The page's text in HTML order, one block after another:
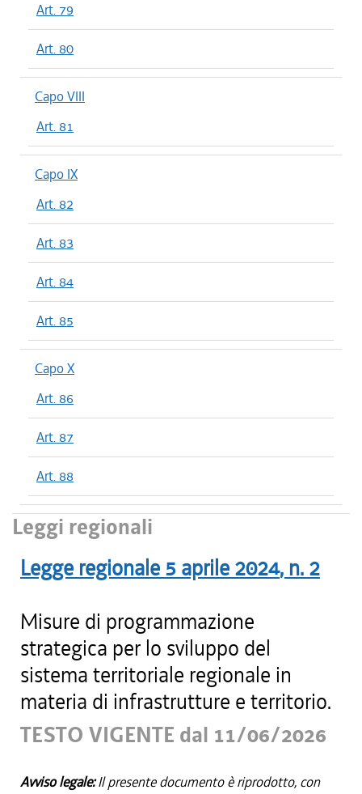
Art. 79
Art. 80
Capo VIII
Art. 81
Capo IX
Art. 82
Art. 83
Art. 84
Art. 85
Capo X
Art. 86
Art. 87
Art. 88
Leggi regionali
Legge regionale 5 aprile 2024, n. 2
Misure di programmazione
strategica per lo sviluppo del
sistema territoriale regionale in
materia di infrastrutture e territorio.
TESTO VIGENTE dal 11/06/2026
Avviso legale:Il presente documento è riprodotto, con